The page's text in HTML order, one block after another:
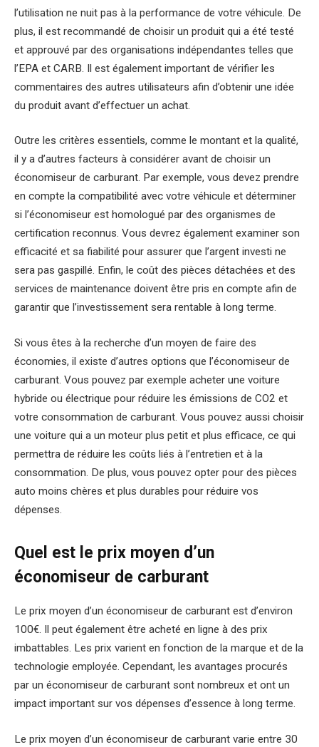
l’utilisation ne nuit pas à la performance de votre véhicule. De
plus, il est recommandé de choisir un produit qui a été testé
et approuvé par des organisations indépendantes telles que
l’EPA et CARB. Il est également important de vérifier les
commentaires des autres utilisateurs afin d’obtenir une idée
du produit avant d’effectuer un achat.
Outre les critères essentiels, comme le montant et la qualité,
il y a d’autres facteurs à considérer avant de choisir un
économiseur de carburant. Par exemple, vous devez prendre
en compte la compatibilité avec votre véhicule et déterminer
si l’économiseur est homologué par des organismes de
certification reconnus. Vous devrez également examiner son
efficacité et sa fiabilité pour assurer que l’argent investi ne
sera pas gaspillé. Enfin, le coût des pièces détachées et des
services de maintenance doivent être pris en compte afin de
garantir que l’investissement sera rentable à long terme.
Si vous êtes à la recherche d’un moyen de faire des
économies, il existe d’autres options que l’économiseur de
carburant. Vous pouvez par exemple acheter une voiture
hybride ou électrique pour réduire les émissions de CO2 et
votre consommation de carburant. Vous pouvez aussi choisir
une voiture qui a un moteur plus petit et plus efficace, ce qui
permettra de réduire les coûts liés à l’entretien et à la
consommation. De plus, vous pouvez opter pour des pièces
auto moins chères et plus durables pour réduire vos
dépenses.
Quel est le prix moyen d’un
économiseur de carburant
Le prix moyen d’un économiseur de carburant est d’environ
100€. Il peut également être acheté en ligne à des prix
imbattables. Les prix varient en fonction de la marque et de la
technologie employée. Cependant, les avantages procurés
par un économiseur de carburant sont nombreux et ont un
impact important sur vos dépenses d’essence à long terme.
Le prix moyen d’un économiseur de carburant varie entre 30